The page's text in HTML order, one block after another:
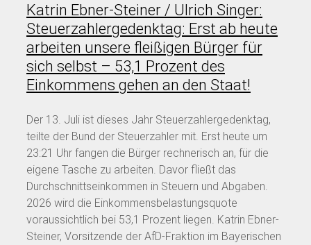
Katrin Ebner-Steiner / Ulrich Singer:
Steuerzahlergedenktag: Erst ab heute
arbeiten unsere fleißigen Bürger für
sich selbst – 53,1 Prozent des
Einkommens gehen an den Staat!
Der 13. Juli ist dieses Jahr Steuerzahlergedenktag,
teilte der Bund der Steuerzahler mit. Erst heute um
23:21 Uhr fangen die Bürger rechnerisch an, für die
eigene Tasche zu arbeiten. Davor fließt das
Durchschnittseinkommen in Steuern und Abgaben.
2026 wird die Einkommensbelastungsquote
voraussichtlich bei 53,1 Prozent liegen. Katrin Ebner-
Steiner, Vorsitzende der AfD-Fraktion im Bayerischen